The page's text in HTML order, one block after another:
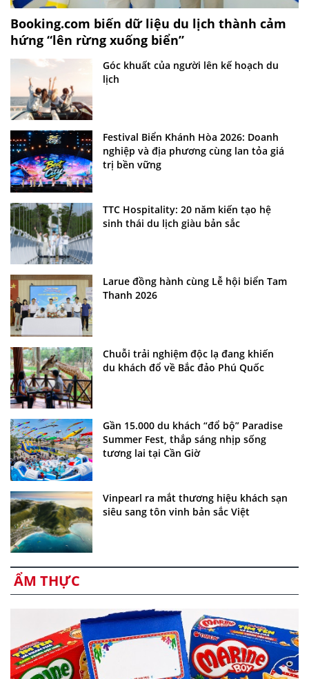
Booking.com biến dữ liệu du lịch thành cảm
hứng “lên rừng xuống biển”
Góc khuất của người lên kế hoạch du
lịch
Festival Biển Khánh Hòa 2026: Doanh
nghiệp và địa phương cùng lan tỏa giá
trị bền vững
TTC Hospitality: 20 năm kiến tạo hệ
sinh thái du lịch giàu bản sắc
Larue đồng hành cùng Lễ hội biển Tam
Thanh 2026
Chuỗi trải nghiệm độc lạ đang khiến
du khách đổ về Bắc đảo Phú Quốc
Gần 15.000 du khách “đổ bộ” Paradise
Summer Fest, thắp sáng nhịp sống
tương lai tại Cần Giờ
Vinpearl ra mắt thương hiệu khách sạn
siêu sang tôn vinh bản sắc Việt
ẨM THỰC